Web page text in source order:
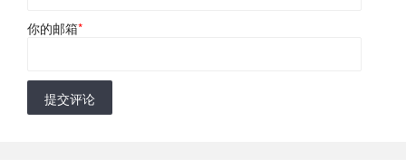
你的邮箱*
提交评论